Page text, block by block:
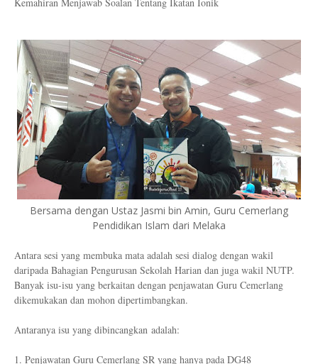
Bersama dengan Ustaz Jasmi bin Amin, Guru Cemerlang
Pendidikan Islam dari Melaka
Antara sesi yang membuka mata adalah sesi dialog dengan wakil
daripada Bahagian Pengurusan Sekolah Harian dan juga wakil NUTP.
Banyak isu-isu yang berkaitan dengan penjawatan Guru Cemerlang
dikemukakan dan mohon dipertimbangkan.
Antaranya isu yang dibincangkan adalah:
1. Penjawatan Guru Cemerlang SR yang hanya pada DG48